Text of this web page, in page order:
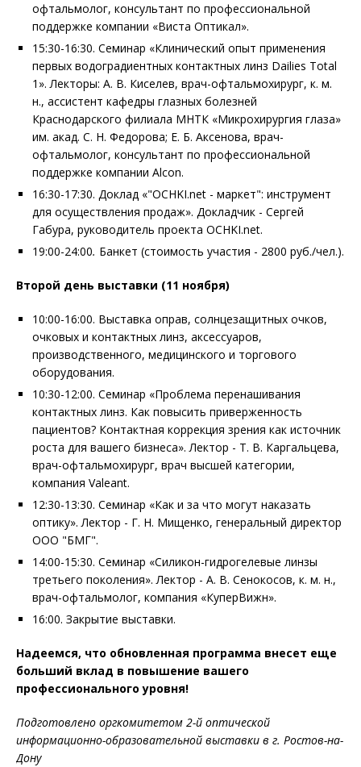
офтальмолог, консультант по профессиональной
поддержке компании «Виста Оптикал».
15:30-16:30. Семинар «Клинический опыт применения
первых водоградиентных контактных линз Dailies Total
1». Лекторы: А. В. Киселев, врач-офтальмохирург, к. м.
н., ассистент кафедры глазных болезней
Краснодарского филиала МНТК «Микрохирургия глаза»
им. акад. С. Н. Федорова; Е. Б. Аксенова, врач-
офтальмолог, консультант по профессиональной
поддержке компании Alcon.
16:30-17:30. Доклад «"OCHKI.net - маркет": инструмент
для осуществления продаж». Докладчик - Сергей
Габура, руководитель проекта OCHKI.net.
19:00-24:00. Банкет (стоимость участия - 2800 руб./чел.).
Второй день выставки (11 ноября)
10:00-16:00. Выставка оправ, солнцезащитных очков,
очковых и контактных линз, аксессуаров,
производственного, медицинского и торгового
оборудования.
10:30-12:00. Семинар «Проблема перенашивания
контактных линз. Как повысить приверженность
пациентов? Контактная коррекция зрения как источник
роста для вашего бизнеса». Лектор - Т. В. Каргальцева,
врач-офтальмохирург, врач высшей категории,
компания Valeant.
12:30-13:30. Семинар «Как и за что могут наказать
оптику». Лектор - Г. Н. Мищенко, генеральный директор
ООО "БМГ".
14:00-15:30. Семинар «Силикон-гидрогелевые линзы
третьего поколения». Лектор - А. В. Сенокосов, к. м. н.,
врач-офтальмолог, компания «КуперВижн».
16:00. Закрытие выставки.
Надеемся, что обновленная программа внесет еще
больший вклад в повышение вашего
профессионального уровня!
Подготовлено оргкомитетом 2-й оптической
информационно-образовательной выставки в г. Ростов-на-
Дону